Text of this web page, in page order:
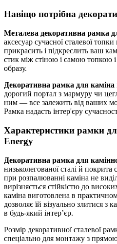
Навіщо потрібна
Металева декоративна рамка
аксесуар сучасної сталевої
прикрасить і підкреслить ваш
стик між стіною і самою топкою
образу.
Декоративна рамка для каміна
дорогий портал з мармуру чи
ним — все залежить від ваших
Рамка надасть інтер'єру
Характеристики рамки
Energy
Декоративна рамка для
низьколегованої сталі й
при розпалюванні каміна не
вирізняється стійкістю до
каміна виготовлена в
дозволяє їй візуально злитися з
в будь-який інтер’єр.
Розмір декоративної сталевої
спеціально для монтажу з